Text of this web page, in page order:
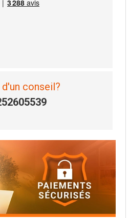
conseil?